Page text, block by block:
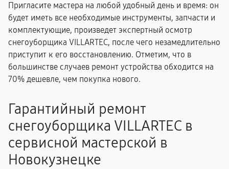
Пригласите мастера на любой удобный день и время: он
будет иметь все необходимые инструменты, запчасти и
комплектующие, произведет экспертный осмотр
снегоуборщика VILLARTEC, после чего незамедлительно
приступит к его восстановлению. Отметим, что в
большинстве случаев ремонт устройства обходится на
70% дешевле, чем покупка нового.
Гарантийный ремонт
снегоуборщика VILLARTEC в
сервисной мастерской в
Новокузнецке